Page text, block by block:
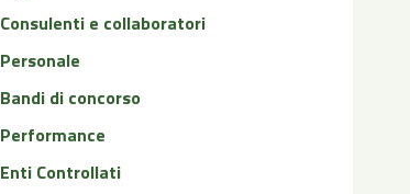
Consulenti e collaboratori
Personale
Bandi di concorso
Performance
Enti Controllati